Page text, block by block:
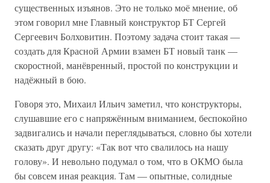
существенных изъянов. Это не только моё мнение, об
этом говорил мне Главный конструктор БТ Сергей
Сергеевич Болховитин. Поэтому задача стоит такая —
создать для Красной Армии взамен БТ новый танк —
скоростной, манёвренный, простой по конструкции и
надёжный в бою.
Говоря это, Михаил Ильич заметил, что конструкторы,
слушавшие его с напряжённым вниманием, беспокойно
задвигались и начали переглядываться, словно бы хотели
сказать друг другу: «Так вот что свалилось на нашу
голову». И невольно подумал о том, что в ОКМО была
бы совсем иная реакция. Там — опытные, солидные